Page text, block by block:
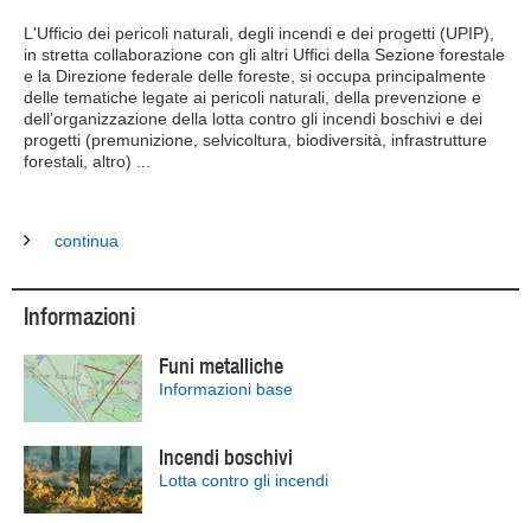
L'Ufficio dei pericoli naturali, degli incendi e dei progetti (UPIP),
in stretta collaborazione con gli altri Uffici della Sezione forestale
e la Direzione federale delle foreste, si occupa principalmente
delle tematiche legate ai pericoli naturali, della prevenzione e
dell’organizzazione della lotta contro gli incendi boschivi e dei
progetti (premunizione, selvicoltura, biodiversità, infrastrutture
forestali, altro) ...
continua
Informazioni
Funi metalliche
Informazioni base
Incendi boschivi
Lotta contro gli incendi